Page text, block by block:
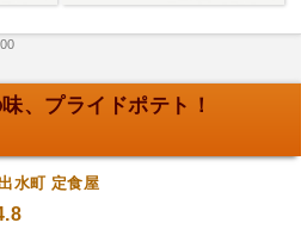
、プライドポテト！
水町 定食屋